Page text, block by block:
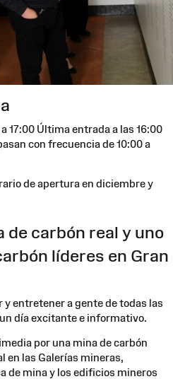
17:00 Última entrada a las 16:00
con frecuencia de 10:00 a
de apertura en diciembre y
de carbón real y uno
líderes en Gran
y entretener a gente de todas las
día excitante e informativo.
por una mina de carbón
en las Galerías mineras,
de mina y los edificios mineros